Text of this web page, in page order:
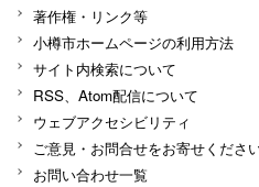
著作権・リンク等
小樽市ホームページの利用方法
サイト内検索について
RSS、Atom配信について
ウェブアクセシビリティ
ご意見・お問合せをお寄せくださ
お問い合わせ一覧